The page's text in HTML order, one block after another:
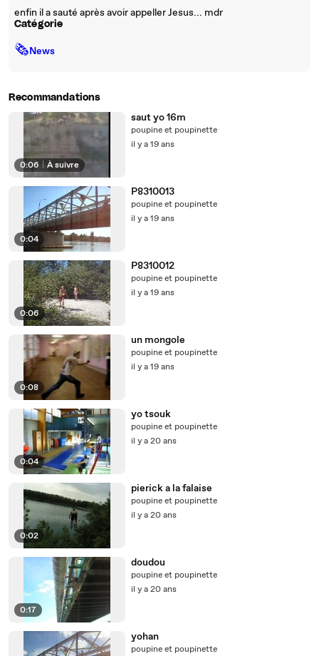
enfin il a sauté après avoir appeller Jesus... mdr
Catégorie
🗞News
Recommandations
0:06 À suivre
saut yo 16m
poupine et poupinette
il y a 19 ans
0:04
P8310013
poupine et poupinette
il y a 19 ans
0:06
P8310012
poupine et poupinette
il y a 19 ans
0:08
un mongole
poupine et poupinette
il y a 19 ans
0:04
yo tsouk
poupine et poupinette
il y a 20 ans
0:02
pierick a la falaise
poupine et poupinette
il y a 20 ans
0:17
doudou
poupine et poupinette
il y a 20 ans
yohan
poupine et poupinette